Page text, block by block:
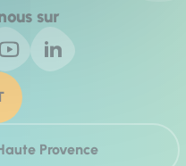
sur
Provence